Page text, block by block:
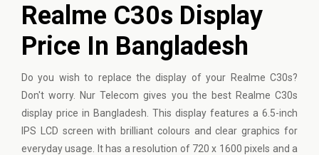
Realme C30s Display
Price In Bangladesh
Do you wish to replace the display of your Realme C30s?
Don't worry. Nur Telecom gives you the best Realme C30s
display price in Bangladesh. This display features a 6.5-inch
IPS LCD screen with brilliant colours and clear graphics for
everyday usage. It has a resolution of 720 x 1600 pixels and a